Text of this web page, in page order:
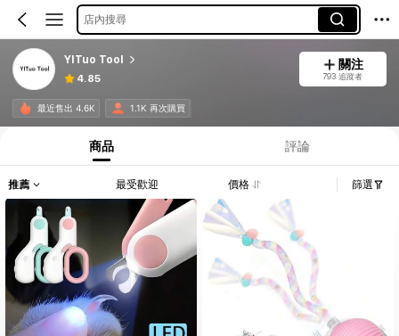
店內搜尋
YITuo Tool
4.85
關注
793 追蹤者
最近售出 4.6K 1.1K 再次購買
商品 評論
推薦 最受歡迎 價格 篩選